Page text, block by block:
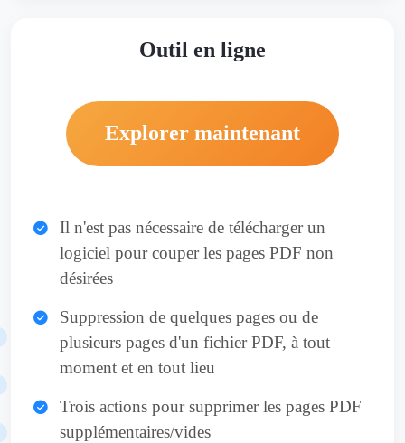
Outil en ligne
Explorer maintenant
Il n'est pas nécessaire de télécharger un
logiciel pour couper les pages PDF non
désirées
Suppression de quelques pages ou de
plusieurs pages d'un fichier PDF, à tout
moment et en tout lieu
Trois actions pour supprimer les pages PDF
supplémentaires/vides